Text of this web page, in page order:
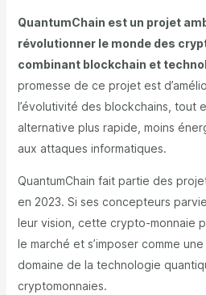
QuantumChain est un projet
révolutionner le monde des
combinant blockchain et
promesse de ce projet est
l’évolutivité des blockchains, tout
alternative plus rapide, moins
aux attaques informatiques.
QuantumChain fait partie des
en 2023. Si ses concepteurs
leur vision, cette crypto-monnaie
le marché et s’imposer comme
domaine de la technologie
cryptomonnaies.